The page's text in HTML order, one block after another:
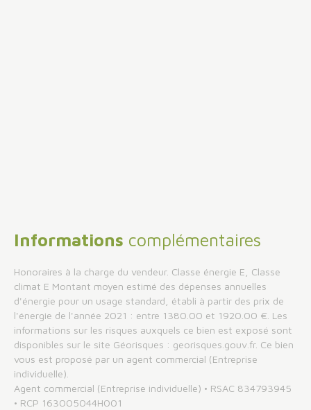
Informations complémentaires
Honoraires à la charge du vendeur. Classe énergie E, Classe
climat E Montant moyen estimé des dépenses annuelles
d'énergie pour un usage standard, établi à partir des prix de
l'énergie de l'année 2021 : entre 1380.00 et 1920.00 €. Les
informations sur les risques auxquels ce bien est exposé sont
disponibles sur le site Géorisques : georisques.gouv.fr. Ce bien
vous est proposé par un agent commercial (Entreprise
individuelle).
Agent commercial (Entreprise individuelle) • RSAC 834793945
• RCP 163005044H001